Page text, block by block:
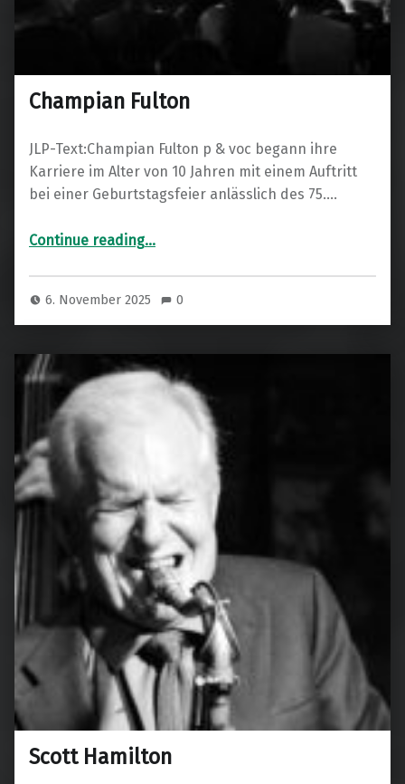
Champian Fulton
JLP-Text:Champian Fulton p & voc begann ihre
Karriere im Alter von 10 Jahren mit einem Auftritt
bei einer Geburtstagsfeier anlässlich des 75.…
Continue reading…
6. November 2025 0
Scott Hamilton